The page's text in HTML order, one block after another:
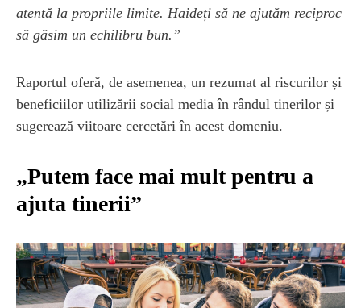
atentă la propriile limite. Haideți să ne ajutăm reciproc
să găsim un echilibru bun.”
Raportul oferă, de asemenea, un rezumat al riscurilor și
beneficiilor utilizării social media în rândul tinerilor și
sugerează viitoare cercetări în acest domeniu.
„Putem face mai mult pentru a
ajuta tinerii”